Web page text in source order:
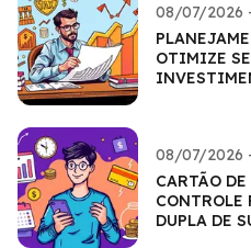
08/07/2026
OTIMIZE
08/07/2026
CARTÃO
CONTROLE
DUPLA DE